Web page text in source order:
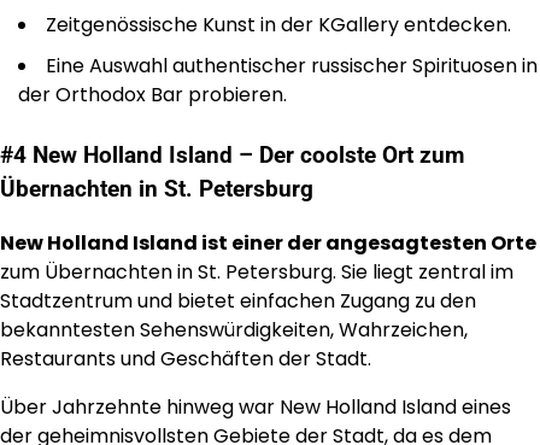
Zeitgenössische Kunst in der KGallery entdecken.
Eine Auswahl authentischer russischer Spirituosen in
der Orthodox Bar probieren.
#4 New Holland Island – Der coolste Ort zum
Übernachten in St. Petersburg
New Holland Island ist einer der angesagtesten Orte
zum Übernachten in St. Petersburg. Sie liegt zentral im
Stadtzentrum und bietet einfachen Zugang zu den
bekanntesten Sehenswürdigkeiten, Wahrzeichen,
Restaurants und Geschäften der Stadt.
Über Jahrzehnte hinweg war New Holland Island eines
der geheimnisvollsten Gebiete der Stadt, da es dem